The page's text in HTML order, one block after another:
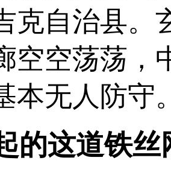
克自治县。
空空荡荡，
本无人防守
的这道铁